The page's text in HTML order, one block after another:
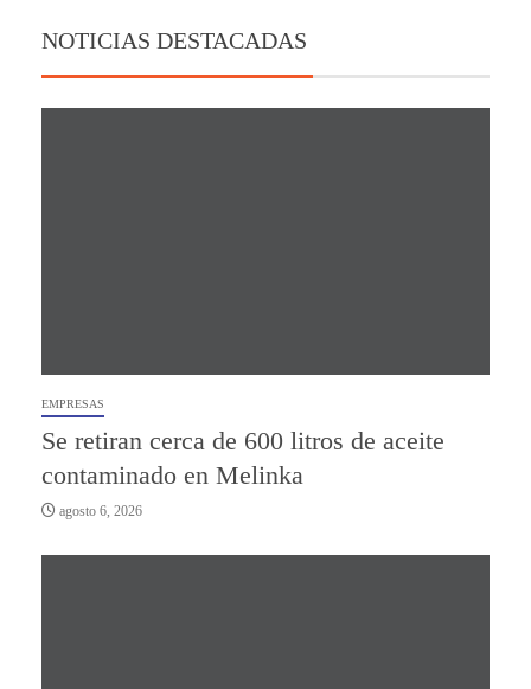
NOTICIAS DESTACADAS
EMPRESAS
Se retiran cerca de 600 litros de aceite
contaminado en Melinka
agosto 6, 2026